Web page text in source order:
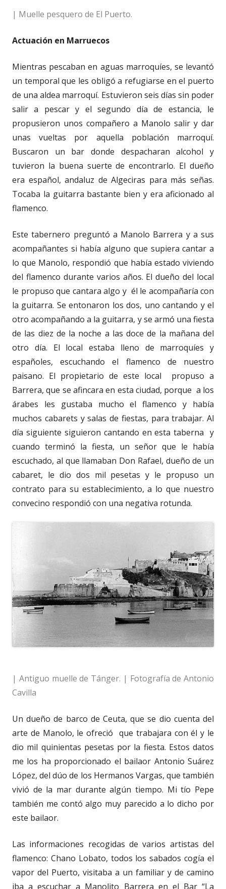
| Muelle pesquero de El Puerto.
Actuación en Marruecos
Mientras pescaban en aguas marroquíes, se levantó
un temporal que les obligó a refugiarse en el puerto
de una aldea marroquí. Estuvieron seis días sin poder
salir a pescar y el segundo día de estancia, le
propusieron unos compañero a Manolo salir y dar
unas vueltas por aquella población marroquí.
Buscaron un bar donde despacharan alcohol y
tuvieron la buena suerte de encontrarlo. El dueño
era español, andaluz de Algeciras para más señas.
Tocaba la guitarra bastante bien y era aficionado al
flamenco.
Este tabernero preguntó a Manolo Barrera y a sus
acompañantes si había alguno que supiera cantar a
lo que Manolo, respondió que había estado viviendo
del flamenco durante varios años. El dueño del local
le propuso que cantara algo y él le acompañaría con
la guitarra. Se entonaron los dos, uno cantando y el
otro acompañando a la guitarra, y se armó una fiesta
de las diez de la noche a las doce de la mañana del
otro día. El local estaba lleno de marroquíes y
españoles, escuchando el flamenco de nuestro
paisano. El propietario de este local propuso a
Barrera, que se afincara en esta ciudad, porque a los
árabes les gustaba mucho el flamenco y había
muchos cabarets y salas de fiestas, para trabajar. Al
día siguiente siguieron cantando en esta taberna y
cuando terminó la fiesta, un señor que le había
escuchado, al que llamaban Don Rafael, dueño de un
cabaret, le dio dos mil pesetas y le propuso un
contrato para su establecimiento, a lo que nuestro
convecino respondió con una negativa rotunda.
| Antiguo muelle de Tánger. | Fotografía de Antonio
Cavilla
Un dueño de barco de Ceuta, que se dio cuenta del
arte de Manolo, le ofreció que trabajara con él y le
dio mil quinientas pesetas por la fiesta. Estos datos
me los ha proporcionado el bailaor Antonio Suárez
López, del dúo de los Hermanos Vargas, que también
vivió de la mar durante algún tiempo. Mi tío Pepe
también me contó algo muy parecido a lo dicho por
este bailaor.
Las informaciones recogidas de varios artistas del
flamenco: Chano Lobato, todos los sabados cogía el
vapor del Puerto, visitaba a un familiar y de camino
iba a escuchar a Manolito Barrera en el Bar “La